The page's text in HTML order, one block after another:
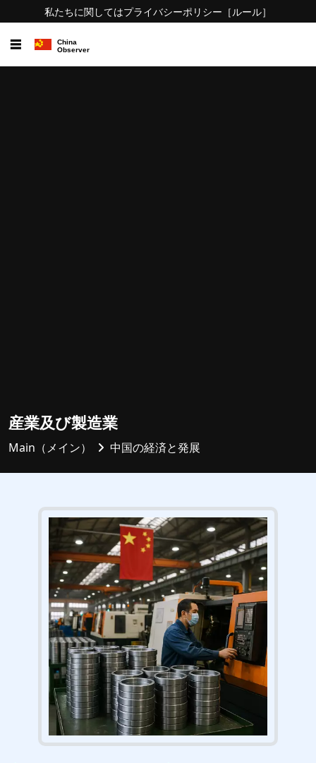
私たちに関してはプライバシーポリシー ［ルール］
☰
産業及び製造業
Main（メイン） 中国の経済と発展